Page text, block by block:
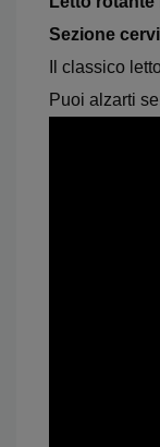
Sezione
Il classico
Puoi alzarti